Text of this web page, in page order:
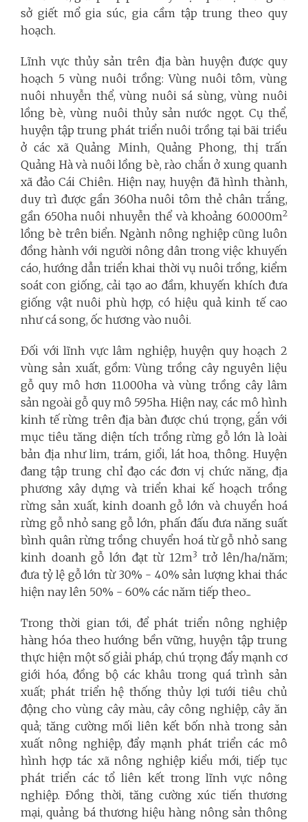
sở giết mổ gia súc, gia cầm tập trung theo quy
hoạch.
Lĩnh vực thủy sản trên địa bàn huyện được quy
hoạch 5 vùng nuôi trồng: Vùng nuôi tôm, vùng
nuôi nhuyễn thể, vùng nuôi sá sùng, vùng nuôi
lồng bè, vùng nuôi thủy sản nước ngọt. Cụ thể,
huyện tập trung phát triển nuôi trồng tại bãi triều
ở các xã Quảng Minh, Quảng Phong, thị trấn
Quảng Hà và nuôi lồng bè, rào chắn ở xung quanh
xã đảo Cái Chiên. Hiện nay, huyện đã hình thành,
duy trì được gần 360ha nuôi tôm thẻ chân trắng,
gần 650ha nuôi nhuyễn thể và khoảng 60.000m2
lồng bè trên biển. Ngành nông nghiệp cũng luôn
đồng hành với người nông dân trong việc khuyến
cáo, hướng dẫn triển khai thời vụ nuôi trồng, kiểm
soát con giống, cải tạo ao đầm, khuyến khích đưa
giống vật nuôi phù hợp, có hiệu quả kinh tế cao
như cá song, ốc hương vào nuôi.
Đối với lĩnh vực lâm nghiệp, huyện quy hoạch 2
vùng sản xuất, gồm: Vùng trồng cây nguyên liệu
gỗ quy mô hơn 11.000ha và vùng trồng cây lâm
sản ngoài gỗ quy mô 595ha. Hiện nay, các mô hình
kinh tế rừng trên địa bàn được chú trọng, gắn với
mục tiêu tăng diện tích trồng rừng gỗ lớn là loài
bản địa như lim, trám, giổi, lát hoa, thông. Huyện
đang tập trung chỉ đạo các đơn vị chức năng, địa
phương xây dựng và triển khai kế hoạch trồng
rừng sản xuất, kinh doanh gỗ lớn và chuyển hoá
rừng gỗ nhỏ sang gỗ lớn, phấn đấu đưa năng suất
bình quân rừng trồng chuyển hoá từ gỗ nhỏ sang
kinh doanh gỗ lớn đạt từ 12m3 trở lên/ha/năm;
đưa tỷ lệ gỗ lớn từ 30% - 40% sản lượng khai thác
hiện nay lên 50% - 60% các năm tiếp theo...
Trong thời gian tới, để phát triển nông nghiệp
hàng hóa theo hướng bền vững, huyện tập trung
thực hiện một số giải pháp, chú trọng đẩy mạnh cơ
giới hóa, đồng bộ các khâu trong quá trình sản
xuất; phát triển hệ thống thủy lợi tưới tiêu chủ
động cho vùng cây màu, cây công nghiệp, cây ăn
quả; tăng cường mối liên kết bốn nhà trong sản
xuất nông nghiệp, đẩy mạnh phát triển các mô
hình hợp tác xã nông nghiệp kiểu mới, tiếp tục
phát triển các tổ liên kết trong lĩnh vực nông
nghiệp. Đồng thời, tăng cường xúc tiến thương
mại, quảng bá thương hiệu hàng nông sản thông